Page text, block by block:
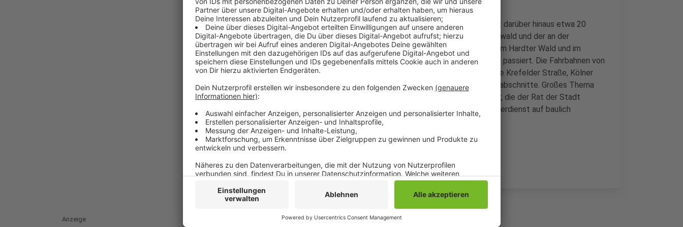
Zum Jahresende zieht der Stadtbetrieb jetzt Bilanz. Die mags hat darüber hinaus etwa 20
Spielplätze umgestaltet. Darunter der Wasserspielplatz im Stadtwald und der an der
Zilkeshütte in Neuwerk. Aktuell sind noch die großen Spielplätze im Hardter Wald und im
Bellerpark dran. Aber auch im Bereich Straßensanierung ist einiges passiert. Die Fahrbahnen von
über 20 Straßenzügen wurden im Stadtgebiet saniert. Darunter die Krefelder Straße, Kölner
Straße und die Straße Ruckes. Dazu rund 65 Geh- und 12 Radwegabschnitte. Großes Thema
zum Jahreswechsel ist noch die Abschaffung der Papiercontainer, die der Rat der Stadt
beschlossen hat. Und neu in diesem Winter ist dann noch der Winterdienst auf baulich
getrennten Radwegen.
Anzeige
Anzeige